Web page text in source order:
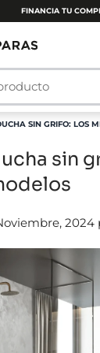
INSTALAMOS TU
SIN GRIFO: LOS
sin
2024